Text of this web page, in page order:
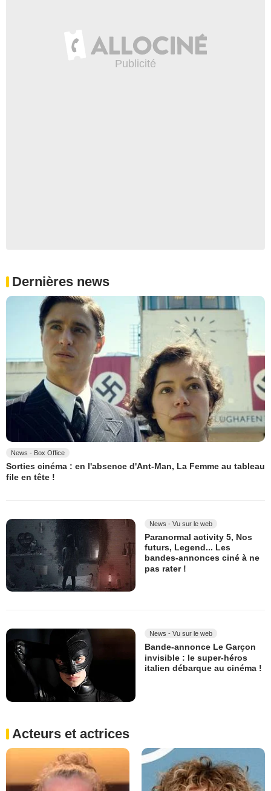
Dernières news
News - Box Office
Sorties cinéma : en l'absence d'Ant-Man, La Femme au tableau
file en tête !
News - Vu sur le web
Paranormal activity 5, Nos
futurs, Legend... Les
bandes-annonces ciné à ne
pas rater !
News - Vu sur le web
Bande-annonce Le Garçon
invisible : le super-héros
italien débarque au cinéma !
Acteurs et actrices